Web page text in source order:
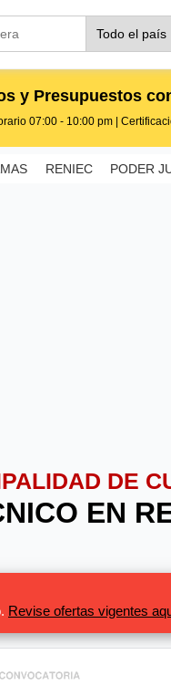
y Presupuestos
07:00 - 10:00 pm |
RENIEC PODER
DE
EN
Revise ofertas vigentes